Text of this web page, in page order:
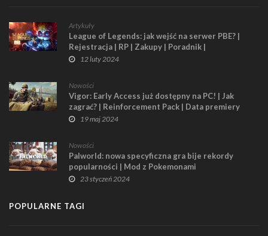
Artykuły
League of Legends: jak wejść na serwer PBE? |
Rejestracja | RP | Zakupy | Poradnik |
Najważniejsze informacje
12 luty 2024
Nowości
Vigor: Early Access już dostępny na PC! | Jak
zagrać? | Reinforcement Pack | Data premiery
pełnego wydania
19 maj 2024
Nowości
Palworld: nowa specyficzna gra bije rekordy
popularności | Mod z Pokemonami
23 styczeń 2024
POPULARNE TAGI